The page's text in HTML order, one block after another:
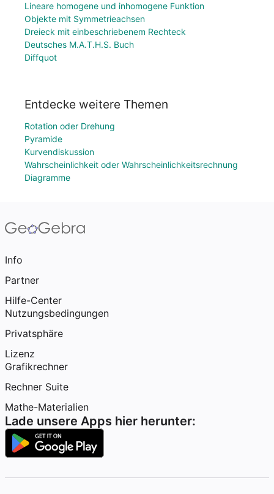
Lineare homogene und inhomogene Funktion
Objekte mit Symmetrieachsen
Dreieck mit einbeschriebenem Rechteck
Deutsches M.A.T.H.S. Buch
Diffquot
Entdecke weitere Themen
Rotation oder Drehung
Pyramide
Kurvendiskussion
Wahrscheinlichkeit oder Wahrscheinlichkeitsrechnung
Diagramme
Info
Partner
Hilfe-Center
Nutzungsbedingungen
Privatsphäre
Lizenz
Grafikrechner
Rechner Suite
Mathe-Materialien
Lade unsere Apps hier herunter: